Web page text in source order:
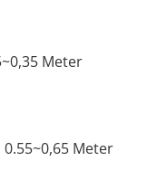
Meter
Meter